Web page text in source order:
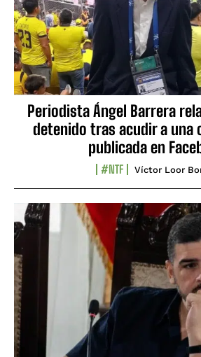
Periodista Ángel Barrera
detenido tras acudir a una
publicada en
#NTF Víctor Loor